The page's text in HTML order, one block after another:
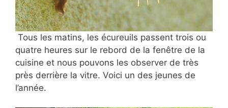
Tous les matins, les écureuils passent trois ou
quatre heures sur le rebord de la fenêtre de la
cuisine et nous pouvons les observer de très
près derrière la vitre. Voici un des jeunes de
l’année.